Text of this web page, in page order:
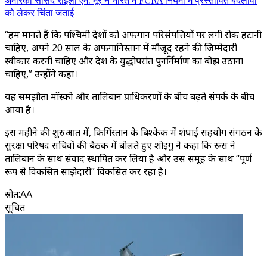
को लेकर चिंता जताई
“हम मानते हैं कि पश्चिमी देशों को अफगान परिसंपत्तियों पर लगी रोक हटानी
चाहिए, अपने 20 साल के अफगानिस्तान में मौजूद रहने की जिम्मेदारी
स्वीकार करनी चाहिए और देश के युद्धोपरांत पुनर्निर्माण का बोझ उठाना
चाहिए,” उन्होंने कहा।
यह समझौता मॉस्को और तालिबान प्राधिकरणों के बीच बढ़ते संपर्क के बीच
आया है।
इस महीने की शुरुआत में, किर्गिस्तान के बिश्केक में शंघाई सहयोग संगठन के
सुरक्षा परिषद सचिवों की बैठक में बोलते हुए शोइगु ने कहा कि रूस ने
तालिबान के साथ संवाद स्थापित कर लिया है और उस समूह के साथ “पूर्ण
रूप से विकसित साझेदारी” विकसित कर रहा है।
स्रोत:AA
सूचित